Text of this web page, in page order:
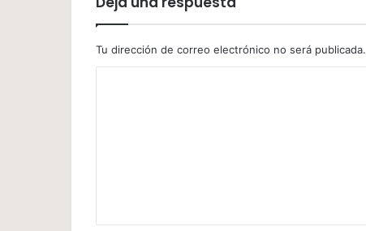
Tu dirección de correo electrónico no será publicada.